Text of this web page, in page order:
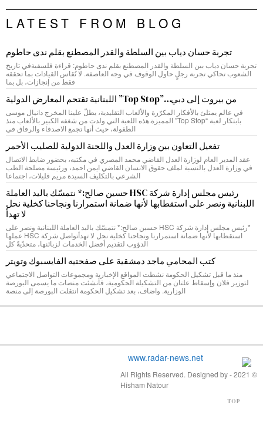
LATEST FROM BLOG
تجربة حسان دياب بين السلطة والقدر المصطنع بقلم ندى حاطوم
تجربة حسان دياب بين السلطة والقدر المصطنع بقلم ندى حاطوم: قراءة فلسفيةفي تاريخ
الشعوب تحاكي تجربة رجلٍ حاول الوقوف في وجه العاصفة. لا تُقاس القيادات بما تحققه
فقط من إنجازات، بل بما
من بيروت إلى دبي…”Top Stop” اللبنانية تقتحم المعارض الدولية
في عالم يمتلئ بالأفكار المكرّرة والألعاب التقليدية، يطلّ علينا المخرج دانيال موسى
بابتكار لعبة “Top Stop” المميزة.هذه اللعبة التي ولدت من شغفه الكبير بالألعاب منذ
الطفولة، حيث أنها تجمع الاصدقاء والرفاق في
تفعيل التعاون بين وزارة العدل واللجنة الدولية للصليب الأحمر
عقد المدير العام لوزارة العدل القاضي محمد المصري في مكتبه، بحضور ضابط الاتصال
في وزارة العدل بالنسبة لملف حقوق الانسان القاضي ايمن احمد، ورئيسة مصلحة الطب
الشرعي بالتكليف السيدة مريم قليلات، اجتماعا
رئيس مجلس إدارة شركة HSC حسين صالح:* نتمسّك باليد العاملة
اللبنانية ونصر على استقطابها لأنها ضمانة استمرارنا ونجاحنا كخلية نحل
لا تهدأ
*رئيس مجلس إدارة شركة HSC حسين صالح:* نتمسّك باليد العاملة اللبنانية ونصر على
استقطابها لأنها ضمانة استمرارنا ونجاحنا كخلية نحل لا تهدأتواصل شركة HSC عملها
الدؤوب لتقديم أفضل الخدمات لزبائنها، متحدّيةً كل
كتب المحامي ماجد دمشقية على صفحتيه الفايسبوك وتويتر
منذ ما قبل تشكيل الحكومة نشطت المواقع الإخبارية ومجموعات التواصل الاجتماعي
لتوزير فلان وإسقاط علتان من التشكيلة الحكومية، فأنشئت منصات ما يسمى البورصة
الوزارية. واضاف، بعد تشكيل الحكومة انتقلت البورصة إلى منصة
© 2021 - All Rights Reserved. Designed by
Hisham Natour
TOP